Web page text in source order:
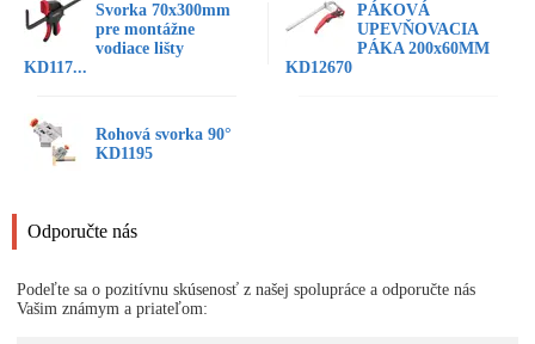
Svorka 70x300mm
pre montážne
vodiace lišty
KD117...
PÁKOVÁ
UPEVŇOVACIA
PÁKA 200x60MM
KD12670
Rohová svorka 90°
KD1195
Odporučte nás
Podeľte sa o pozitívnu skúsenosť z našej spolupráce a odporučte nás
Vašim známym a priateľom: